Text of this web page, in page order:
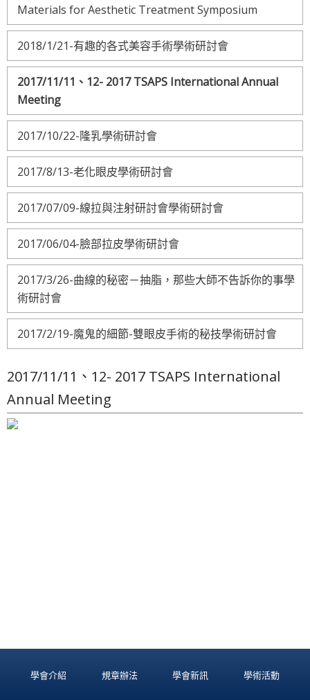
Materials for Aesthetic Treatment Symposium
2018/1/21-有趣的各式美容手術學術研討會
2017/11/11、12- 2017 TSAPS International Annual
Meeting
2017/10/22-隆乳學術研討會
2017/8/13-老化眼皮學術研討會
2017/07/09-線拉與注射研討會學術研討會
2017/06/04-臉部拉皮學術研討會
2017/3/26-曲線的秘密－抽脂，那些大師不告訴你的事學
術研討會
2017/2/19-魔鬼的細節-雙眼皮手術的秘技學術研討會
2017/11/11、12- 2017 TSAPS International
Annual Meeting
學會介紹 規章辦法 學會新訊 學術活動